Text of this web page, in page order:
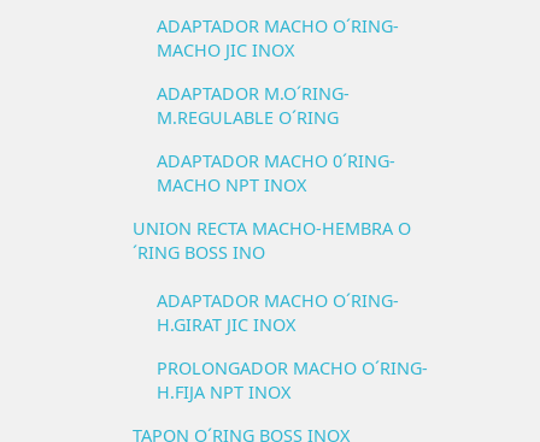
ADAPTADOR MACHO O´RING-
MACHO JIC INOX
ADAPTADOR M.O´RING-
M.REGULABLE O´RING
ADAPTADOR MACHO 0´RING-
MACHO NPT INOX
UNION RECTA MACHO-HEMBRA O
´RING BOSS INO
ADAPTADOR MACHO O´RING-
H.GIRAT JIC INOX
PROLONGADOR MACHO O´RING-
H.FIJA NPT INOX
TAPON O´RING BOSS INOX